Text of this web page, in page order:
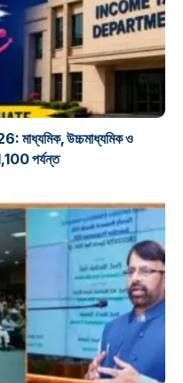
উচ্চমাধ্যমিক ও
পর্যন্ত